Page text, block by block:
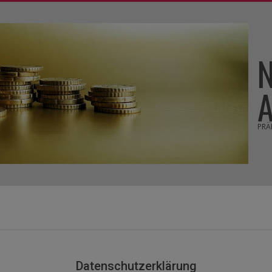
Datenschutzerklärung